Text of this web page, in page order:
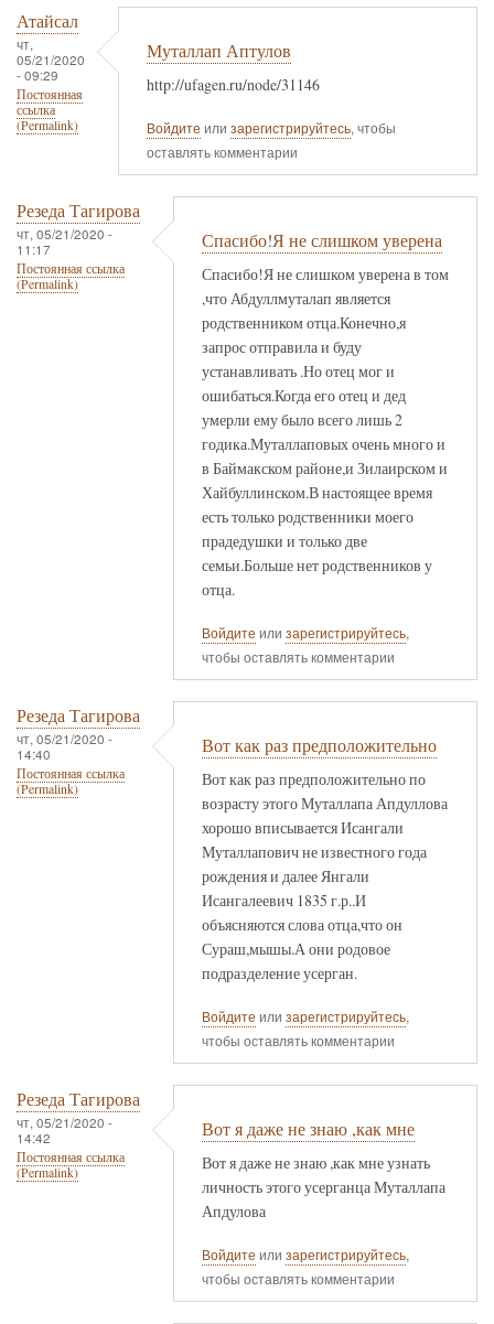
Атайсал
чт,
05/21/2020
- 09:29
Постоянная
ссылка
(Permalink)
Муталлап Аптулов
http://ufagen.ru/node/31146
Войдите или зарегистрируйтесь, чтобы
оставлять комментарии
Резеда Тагирова
чт, 05/21/2020 -
11:17
Постоянная ссылка
(Permalink)
Спасибо!Я не слишком уверена
Спасибо!Я не слишком уверена в том
,что Абдуллмуталап является
родственником отца.Конечно,я
запрос отправила и буду
устанавливать .Но отец мог и
ошибаться.Когда его отец и дед
умерли ему было всего лишь 2
годика.Муталлаповых очень много и
в Баймакском районе,и Зилаирском и
Хайбуллинском.В настоящее время
есть только родственники моего
прадедушки и только две
семьи.Больше нет родственников у
отца.
Войдите или зарегистрируйтесь,
чтобы оставлять комментарии
Резеда Тагирова
чт, 05/21/2020 -
14:40
Постоянная ссылка
(Permalink)
Вот как раз предположительно
Вот как раз предположительно по
возрасту этого Муталлапа Апдуллова
хорошо вписывается Исангали
Муталлапович не известного года
рождения и далее Янгали
Исангалеевич 1835 г.р..И
объясняются слова отца,что он
Сураш,мышы.А они родовое
подразделение усерган.
Войдите или зарегистрируйтесь,
чтобы оставлять комментарии
Резеда Тагирова
чт, 05/21/2020 -
14:42
Постоянная ссылка
(Permalink)
Вот я даже не знаю ,как мне
Вот я даже не знаю ,как мне узнать
личность этого усерганца Муталлапа
Апдулова
Войдите или зарегистрируйтесь,
чтобы оставлять комментарии